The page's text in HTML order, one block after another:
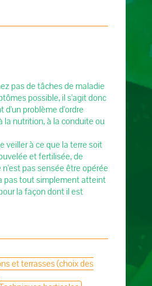
pas de tâches de maladie
possible, il s'agit donc
d'un problème d'ordre
la nutrition, à la conduite ou
veiller à ce que la terre soit
et fertilisée, de
pas sensée être opérée
pas tout simplement atteint
la façon dont il est
et terrasses (choix des